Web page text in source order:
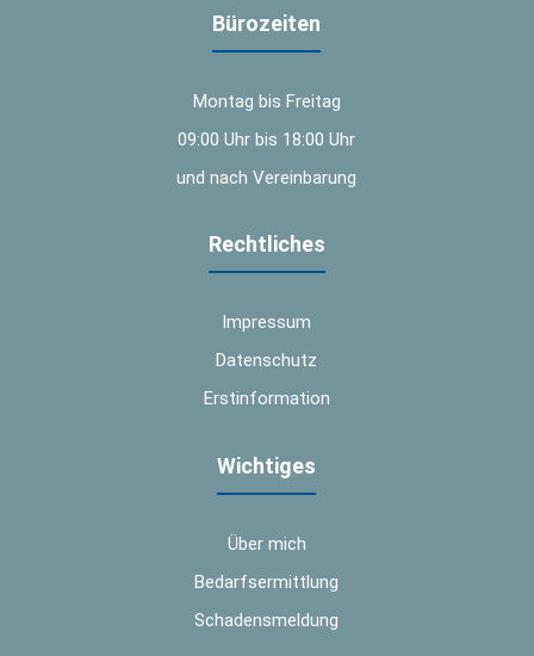
Bürozeiten
Montag bis Freitag
09:00 Uhr bis 18:00 Uhr
und nach Vereinbarung
Rechtliches
Impressum
Datenschutz
Erstinformation
Wichtiges
Über mich
Bedarfsermittlung
Schadensmeldung